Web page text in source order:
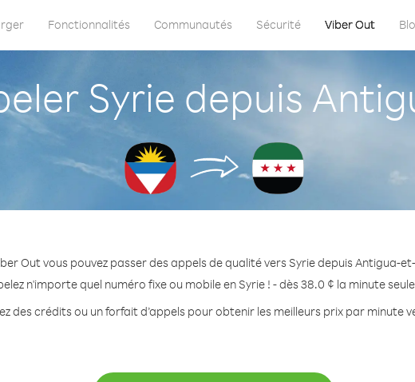
Fonctionnalités Communautés Sécurité Viber Out
Syrie depuis
Out vous pouvez passer des appels de qualité vers Syrie depuis Antigua-
n'importe quel numéro fixe ou mobile en Syrie ! - dès 38.0 ¢ la minute
des crédits ou un forfait d’appels pour obtenir les meilleurs prix par minute